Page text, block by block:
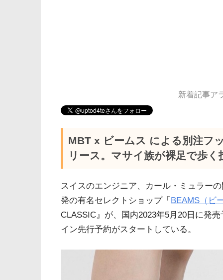
新着記事ア
MBT x ビームス による別注フ
リース。マサイ族が裸足で歩く
スイスのエンジニア、カール・ミュラー
発の有名セレクトショップ「 BEAMS（ビ
CLASSIC』が、国内2023年5月20日に発
イン先行予約がスタートしている。